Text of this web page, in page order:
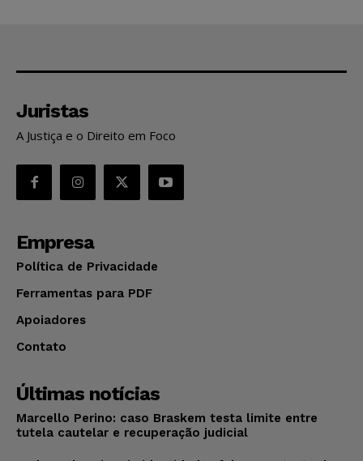
Juristas
A Justiça e o Direito em Foco
Empresa
Política de Privacidade
Ferramentas para PDF
Apoiadores
Contato
Últimas notícias
Marcello Perino: caso Braskem testa limite entre
tutela cautelar e recuperação judicial